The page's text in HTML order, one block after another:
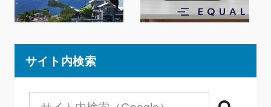
サイト内検索